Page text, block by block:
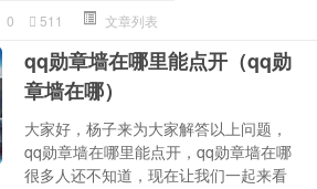
0 511 文章列表
qq勋章墙在哪里能点开（qq勋
章墙在哪）
大家好，杨子来为大家解答以上问题，
qq勋章墙在哪里能点开，qq勋章墙在哪
很多人还不知道，现在让我们一起来看